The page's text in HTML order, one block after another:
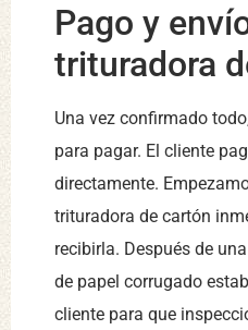
Pago y
trituradora
Una vez confirmado
para pagar. El cliente
directamente.
trituradora de cartón
recibirla. Después de
de papel corrugado
cliente para que